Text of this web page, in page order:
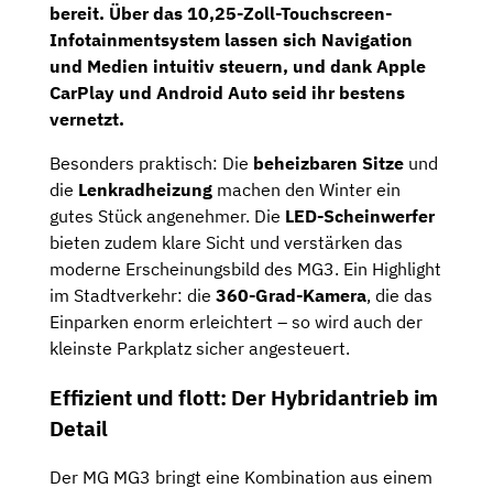
bereit. Über das 10,25-Zoll-Touchscreen-
Infotainmentsystem lassen sich Navigation
und Medien intuitiv steuern, und dank Apple
CarPlay und Android Auto seid ihr bestens
vernetzt.
Besonders praktisch: Die beheizbaren Sitze und
die Lenkradheizung machen den Winter ein
gutes Stück angenehmer. Die LED-Scheinwerfer
bieten zudem klare Sicht und verstärken das
moderne Erscheinungsbild des MG3. Ein Highlight
im Stadtverkehr: die 360-Grad-Kamera, die das
Einparken enorm erleichtert – so wird auch der
kleinste Parkplatz sicher angesteuert.
Effizient und flott: Der Hybridantrieb im
Detail
Der MG MG3 bringt eine Kombination aus einem